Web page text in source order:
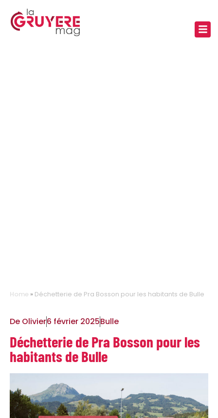
Home » Déchetterie de Pra Bosson pour les habitants de Bulle
De Olivier6 février 2025Bulle
Déchetterie de Pra Bosson pour les
habitants de Bulle